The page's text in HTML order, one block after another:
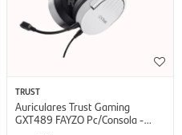
TRUST
Auriculares Trust Gaming
GXT489 FAYZO Pc/Consola -